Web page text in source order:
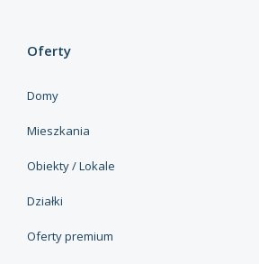
Oferty
Domy
Mieszkania
Obiekty / Lokale
Działki
Oferty premium